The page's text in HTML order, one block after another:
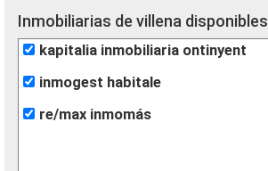
Inmobiliarias de villena disponibles
kapitalia inmobiliaria ontinyent
inmogest habitale
re/max inmomás